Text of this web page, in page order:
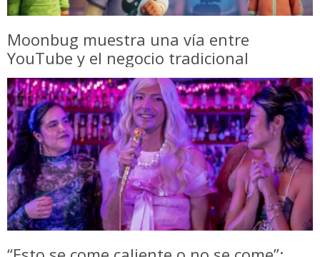
Moonbug muestra una vía entre
YouTube y el negocio tradicional